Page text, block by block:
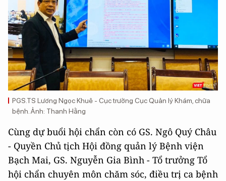
PGS.TS Lương Ngọc Khuê - Cục trưởng Cục Quản lý Khám, chữa
bệnh. Ảnh: Thanh Hằng
Cùng dự buổi hội chẩn còn có GS. Ngô Quý Châu
- Quyền Chủ tịch Hội đồng quản lý Bệnh viện
Bạch Mai, GS. Nguyễn Gia Bình - Tổ trưởng Tổ
hội chẩn chuyên môn chăm sóc, điều trị ca bệnh